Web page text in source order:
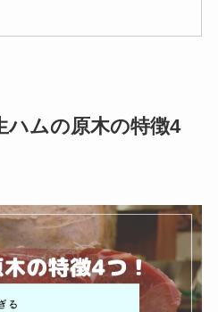
ないマヨネーズはどれ？危険
特徴は？後悔しないための選
商品を紹介！
ハムの原木の特徴4